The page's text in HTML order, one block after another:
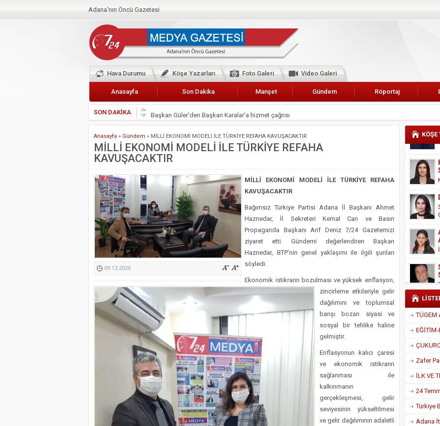
Adana'nın Öncü Gazetesi
Hava Durumu Köşe Yazarları Foto Galeri Video Galeri
Anasayfa Son Dakika Manşet Gündem Röportaj
SON DAKİKA
Başkan Güler’den Başkan Karalar’a hizmet çağrısı
Lokantacılar ve Kebapçılar Esnaf Odası Başkanı Şefik Arslan
Hak-İş Abdurrahman Yücel
HDP İL BİNASININ ÖNÜNDE ANNELER TARİH YAZIYORLAR
CEYHAN TİCARET ODASI
Hainler emellerine asla erişemeyecekler
BÖLGEMİZ ÇUKUROVA’DA 2019 YILI PAMUK HASADINA BAŞLANDI
İyi Parti Yüreğir İlçe Başkanı Enis Akyürek
Kimyasallardan Koruma Derneği Başkanı Cennet Çelik
Anasayfa » Gündem » MİLLİ EKONOMİ MODELİ İLE TÜRKİYE REFAHA KAVUŞACAKTIR
MİLLİ EKONOMİ MODELİ İLE TÜRKİYE REFAHA
KAVUŞACAKTIR
09.12.2020
MİLLİ EKONOMİ MODELİ İLE TÜRKİYE REFAHA
KAVUŞACAKTIR
Bağımsız Türkiye Partisi Adana İl Başkanı Ahmet
Haznedar, İl Sekreteri Kemal Can ve Basın
Propaganda Başkanı Arif Deniz 7/24 Gazetemizi
ziyaret etti. Gündemi değerlendiren Başkan
Haznedar, BTP’nin genel yaklaşımı ile ilgili şunları
söyledi.
Ekonomik istikrarın bozulması ve yüksek enflasyon,
zincirleme etkileriyle gelir
dağılımını ve toplumsal
barışı bozan siyasi ve
sosyal bir tehlike haline
gelmiştir.
Enflasyonun kalıcı çaresi
ve ekonomik istikrarın
sağlanması ile
kalkınmanın
gerçekleşmesi, gelir
seviyesinin yükseltilmesi
ve gelir dağılımının adaletli
Adana